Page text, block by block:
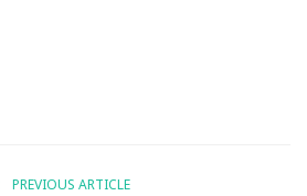
PREVIOUS ARTICLE